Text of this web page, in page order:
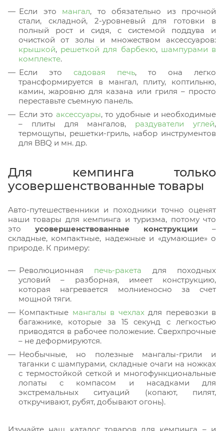
Если это мангал, то обязательно из прочной
стали, складной, 2-уровневый для готовки в
полный рост и сидя, с системой поддува и
очисткой от золы и множеством аксессуаров:
крышкой, решеткой для барбекю, шампурами в
комплекте.
Если это садовая печь, то она легко
трансформируется в мангал, плиту, коптильню,
камин, жаровню для казана или гриля – просто
переставьте съемную панель.
Если это аксессуары, то удобные и необходимые
– плиты для мангалов, раздуватели углей,
термощупы, решетки-гриль, набор инструментов
для BBQ и мн. др.
Для кемпинга только
усовершенствованные товары
Авто-путешественники и походники точно оценят
наши товары для кемпинга и туризма, потому что
это усовершенствованные конструкции –
складные, компактные, надежные и «думающие» о
природе. К примеру:
Революционная печь-ракета для походных
условий – разборная, имеет конструкцию,
которая нагревается молниеносно за счет
мощной тяги.
Компактные мангалы в чехлахдля перевозки в
багажнике, которые за 15 секунд с легкостью
приводятся в рабочее положение. Сверхпрочные
– не деформируются.
Необычные, но полезные мангалы-грили и
таганки с шампурами, складные очаги на ножках
с термостойкой сеткой и многофункциональные
лопаты с компасом и насадками для
экстремальных ситуаций (копают, пилят,
откручивают, рубят, добывают огонь).